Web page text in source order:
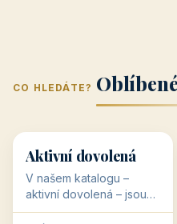
CO HLEDÁTE?
🥾 36 objektů
Aktivní dovolená
V našem katalogu –
aktivní dovolená – jsou
pro Vás připraveny